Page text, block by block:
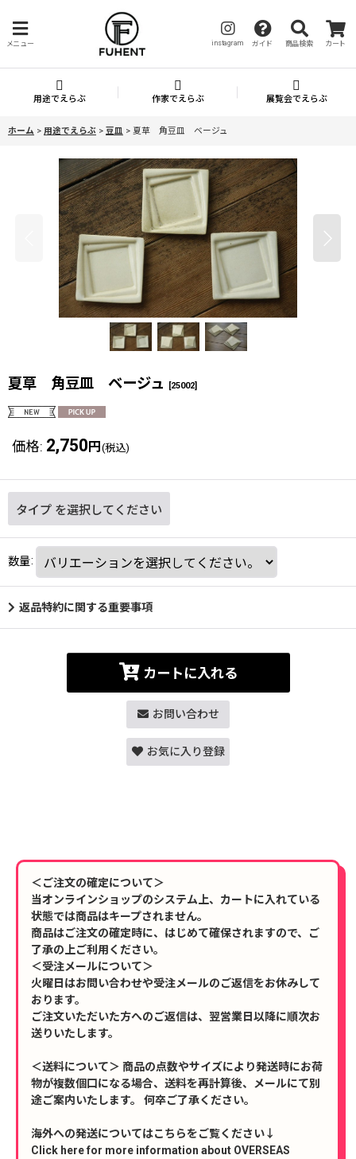
メニュー instagram ガイド 商品検索 カート
用途でえらぶ 作家でえらぶ 展覧会でえらぶ
ホーム > 用途でえらぶ > 豆皿 > 夏草 角豆皿 ベージュ
夏草 角豆皿 ベージュ [25002]
価格: 2,750 円 (税込)
タイプ を選択してください
数量:
返品特約に関する重要事項
カートに入れる
お問い合わせ
お気に入り登録
＜ご注文の確定について＞
当オンラインショップのシステム上、カートに入れている
状態では商品はキープされません。
商品はご注文の確定時に、はじめて確保されますので、ご
了承の上ご利用ください。
＜受注メールについて＞
火曜日はお問い合わせや受注メールのご返信をお休みして
おります。
ご注文いただいた方へのご返信は、翌営業日以降に順次お
送りいたします。
＜送料について＞ 商品の点数やサイズにより発送時にお荷
物が複数個口になる場合、送料を再計算後、メールにて別
途ご案内いたします。 何卒ご了承ください。
海外への発送についてはこちらをご覧ください↓
Click here for more information about OVERSEAS